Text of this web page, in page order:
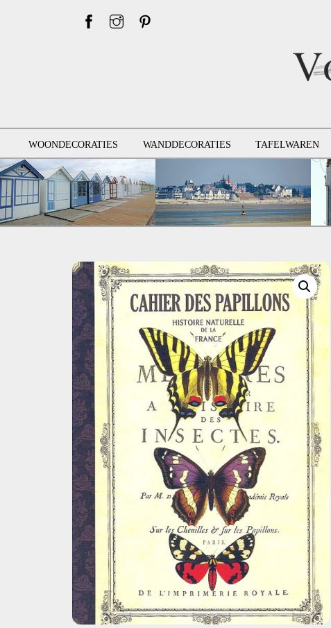
WOONDECORATIES WANDDECORATIES TAFELWAREN